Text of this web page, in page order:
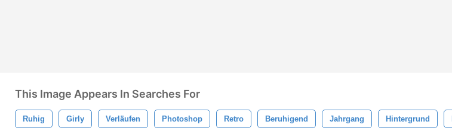
This Image Appears In Searches For
Ruhig Girly Verläufen Photoshop Retro Beruhigend Jahrgang Hintergrund